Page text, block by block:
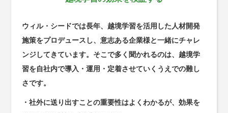
ウィル・シードでは長年、越境学習を活用した人材開発
施策をプロデュースし、意志ある企業様と一緒にチャレ
ンジしてきています。そこで多く聞かれるのは、越境学
習を自社内で導入・運用・定着させていくうえでの難し
さです。
・社外に送り出すことの重要性はよくわかるが、効果を